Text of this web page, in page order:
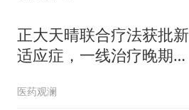
正大天晴联合疗法获批新
适应症，一线治疗晚期肺
医药观澜